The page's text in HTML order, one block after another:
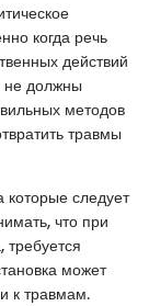
когда речь
действий
не должны
методов
травмы
которые следует
что при
может
к травмам.